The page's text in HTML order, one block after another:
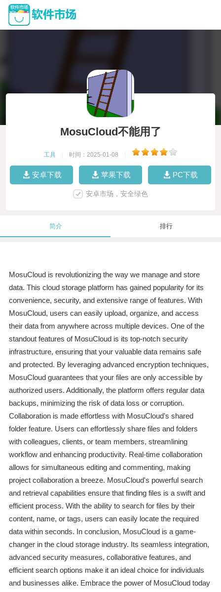
MosuCloud不能用了
工具 时间：2025-01-08
安卓下载 苹果下载 PC下载
安卓市场，安全绿色
简介 排行
MosuCloud is revolutionizing the way we manage and store
data. This cloud storage platform has gained popularity for its
convenience, security, and extensive range of features. With
MosuCloud, users can easily upload, organize, and access
their data from anywhere across multiple devices. One of the
standout features of MosuCloud is its top-notch security
infrastructure, ensuring that your valuable data remains safe
and protected. By leveraging advanced encryption techniques,
MosuCloud guarantees that your files are only accessible by
authorized users. Additionally, the platform offers regular data
backups, minimizing the risk of data loss or corruption.
Collaboration is made effortless with MosuCloud's shared
folder feature. Users can effortlessly share files and folders
with colleagues, clients, or team members, streamlining
workflow and enhancing productivity. Real-time collaboration
allows for simultaneous editing and commenting, making
project collaboration a breeze. MosuCloud's powerful search
and retrieval capabilities ensure that finding files is a swift and
efficient process. With the ability to search for files by their
content, name, or tags, users can easily locate the required
data within seconds. In conclusion, MosuCloud is a game-
changer in the cloud storage industry. Its seamless integration,
advanced security measures, collaborative features, and
efficient search options make it an ideal choice for individuals
and businesses alike. Embrace the power of MosuCloud today